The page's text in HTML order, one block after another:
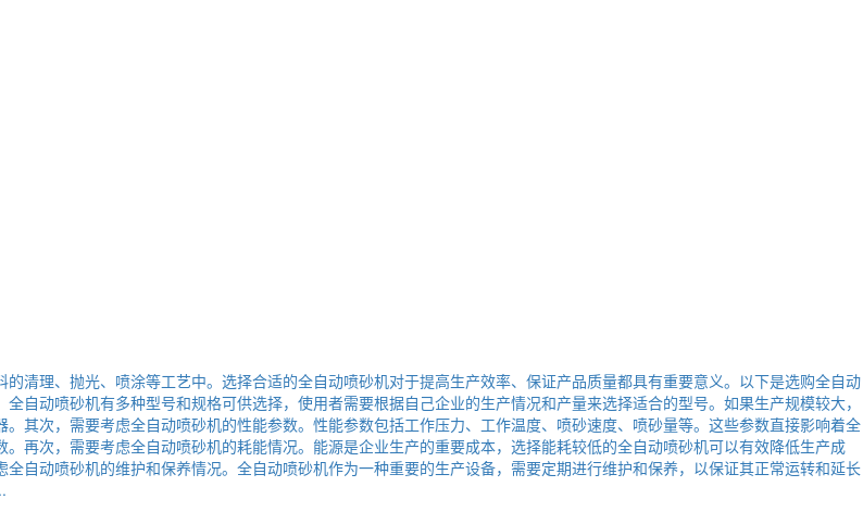
清理、抛光、喷涂等工艺中。选择合适的全自动喷砂机对于提高生产效率、保证产品质量都具有重要意义。以下是选购全自动
自动喷砂机有多种型号和规格可供选择，使用者需要根据自己企业的生产情况和产量来选择适合的型号。如果生产规模较大，
其次，需要考虑全自动喷砂机的性能参数。性能参数包括工作压力、工作温度、喷砂速度、喷砂量等。这些参数直接影响着全
再次，需要考虑全自动喷砂机的耗能情况。能源是企业生产的重要成本，选择能耗较低的全自动喷砂机可以有效降低生产成
自动喷砂机的维护和保养情况。全自动喷砂机作为一种重要的生产设备，需要定期进行维护和保养，以保证其正常运转和延长